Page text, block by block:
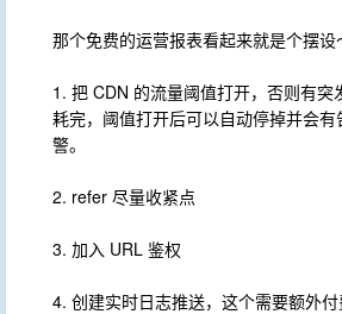
那个免费的运营报表看起来就是个摆设
1. 把 CDN 的流量阈值打开，否则有突
耗完，阈值打开后可以自动停掉并会
警。
2. refer 尽量收紧点
3. 加入 URL 鉴权
4. 创建实时日志推送，这个需要额外